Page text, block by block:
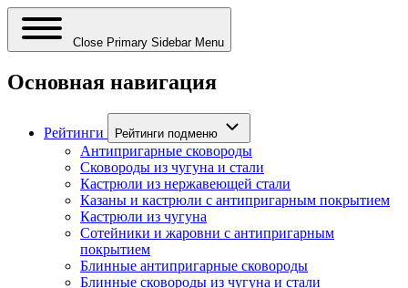
Close Primary Sidebar Menu
Основная навигация
Рейтинги Рейтинги подменю
Антипригарные сковороды
Сковороды из чугуна и стали
Кастрюли из нержавеющей стали
Казаны и кастрюли с антипригарным покрытием
Кастрюли из чугуна
Сотейники и жаровни с антипригарным
покрытием
Блинные антипригарные сковороды
Блинные сковороды из чугуна и стали